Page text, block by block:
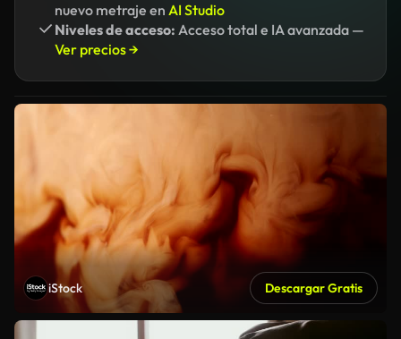
nuevo metraje en AI Studio
Niveles de acceso: Acceso total e IA avanzada —
Ver precios →
iStock Descargar Gratis